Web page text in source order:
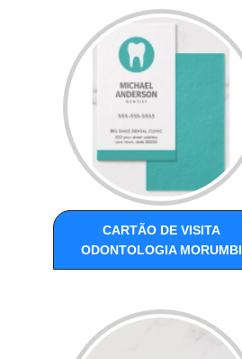
CARTÃO DE VISITA
ODONTOLOGIA MORUMBI